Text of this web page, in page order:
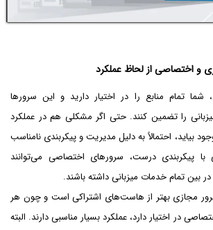
تمام منابع را در اختیار دارید و این سرورها
را تضمین کنند. حتی اگر مشکلی هم در عملکرد
بیاید، احتمالاً به دلیل مدیریت و پیکربندی نامناسب
پیکربندی درست، سرورهای اختصاصی می‌توانند
در بین تمام خدمات میزبانی داشته باشند.
مجازی بهتر از هاست‌های اشتراکی است و چون هر
در اختیار دارد، عملکرد بسیار مناسبی دارند. البته